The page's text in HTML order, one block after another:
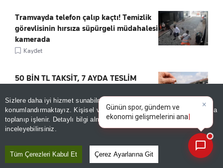
Sizlere daha iyi hizmet sunabilmek adına sitemizde
konumlandırmaktayız. Kişisel verileriniz, KVKK ve GDPR kapsamında
toplanıp işlenir. Detaylı bilgi almak içinAydınlatma Metnimizi
inceleyebilirsiniz.
Tüm Çerezleri Kabul Et Çerez Ayarlarına Git
Tramvayda telefon çalıp kaçtı! Temizlik
görevlisinin hırsıza süpürgeli müdahalesi
kamerada
Kaydet
50 BİN TL TAKSİT, 7 AYDA TESLİM
ÖNE ÇIKANLAR
×
Günün spor, gündem ve
ekonomi gelişmelerini analiz
edin!